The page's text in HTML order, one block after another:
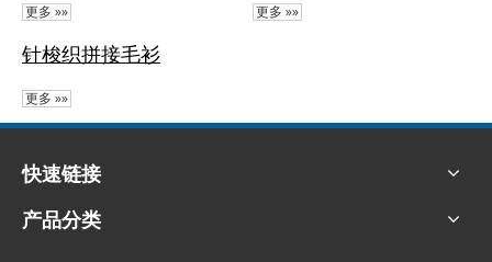
更多 »» 更多 »»
针梭织拼接毛衫
更多 »»
快速链接
产品分类